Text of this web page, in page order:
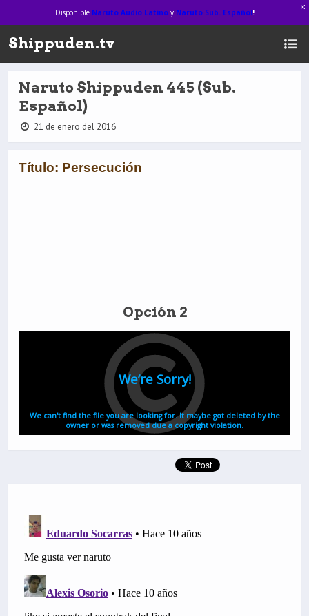
¡Disponible Naruto Audio Latinoy Naruto Sub. Español!
Shippuden.tv
Naruto Shippuden 445 (Sub.
Español)
21 de enero del 2016
Título: Persecución
Opción 2